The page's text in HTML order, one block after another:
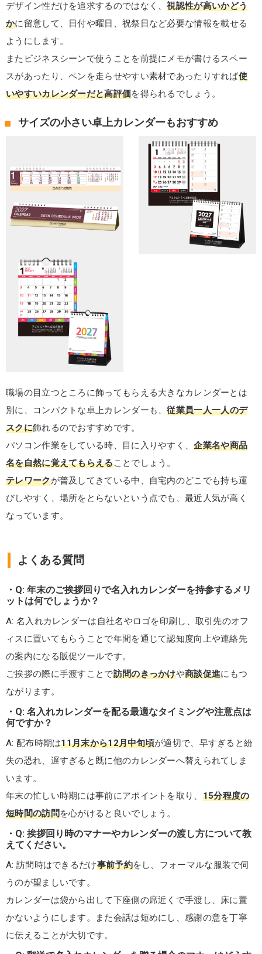
デザイン性だけを追求するのではなく、視認性が高いかどう
かに留意して、日付や曜日、祝祭日など必要な情報を載せる
ようにします。
またビジネスシーンで使うことを前提にメモが書けるスペー
スがあったり、ペンを走らせやすい素材であったりすれば使
いやすいカレンダーだと高評価を得られるでしょう。
サイズの小さい卓上カレンダーもおすすめ
職場の目立つところに飾ってもらえる大きなカレンダーとは
別に、コンパクトな卓上カレンダーも、従業員一人一人のデ
スクに飾れるのでおすすめです。
パソコン作業をしている時、目に入りやすく、企業名や商品
名を自然に覚えてもらえることでしょう。
テレワークが普及してきている中、自宅内のどこでも持ち運
びしやすく、場所をとらないという点でも、最近人気が高く
なっています。
よくある質問
Q: 年末のご挨拶回りで名入れカレンダーを持参するメリ
ットは何でしょうか？
A: 名入れカレンダーは自社名やロゴを印刷し、取引先のオフ
ィスに置いてもらうことで年間を通じて認知度向上や連絡先
の案内になる販促ツールです。
ご挨拶の際に手渡すことで訪問のきっかけや商談促進にもつ
ながります。
Q: 名入れカレンダーを配る最適なタイミングや注意点は
何ですか？
A: 配布時期は11月末から12月中旬頃が適切で、早すぎると紛
失の恐れ、遅すぎると既に他のカレンダーへ替えられてしま
います。
年末の忙しい時期には事前にアポイントを取り、 15分程度の
短時間の訪問を心がけると良いでしょう。
Q: 挨拶回り時のマナーやカレンダーの渡し方について教
えてください。
A: 訪問時はできるだけ事前予約をし、フォーマルな服装で伺
うのが望ましいです。
カレンダーは袋から出して下座側の席近くで手渡し、床に置
かないようにします。また会話は短めにし、感謝の意を丁寧
に伝えることが大切です。